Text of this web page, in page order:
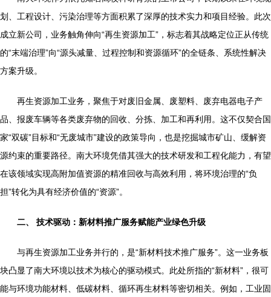
划、工程设计、污染治理等方面积累了深厚的技术实力和项目经验。此次
成立新公司，业务触角伸向“再生资源加工”，标志着其战略定位正从传统
的“末端治理”向“源头减量、过程控制和资源循环”的全链条、系统性解决
方案升级。
再生资源加工业务，聚焦于对废旧金属、废塑料、废弃电器电子产
品、报废车辆等各类废弃物的回收、分拣、加工和再利用。这不仅契合国
家“双碳”目标和“无废城市”建设的政策导向，也是挖掘城市矿山、缓解资
源约束的重要路径。南大环境凭借其强大的技术研发和工程化能力，有望
在该领域实现高附加值资源的精准回收与高效利用，将环境治理的“负
担”转化为具有经济价值的“资源”。
二、 技术驱动：新材料推广服务赋能产业绿色升级
与再生资源加工业务并行的，是“新材料技术推广服务”。这一业务板
块凸显了南大环境以技术为核心的驱动模式。此处所指的“新材料”，很可
能与环境功能材料、低碳材料、循环再生材料等密切相关。例如，工业固